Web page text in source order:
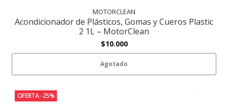
MOTORCLEAN
Acondicionador de Plásticos, Gomas y Cueros Plastic
2 1L – MotorClean
$10.000
Agotado
OFERTA -25%